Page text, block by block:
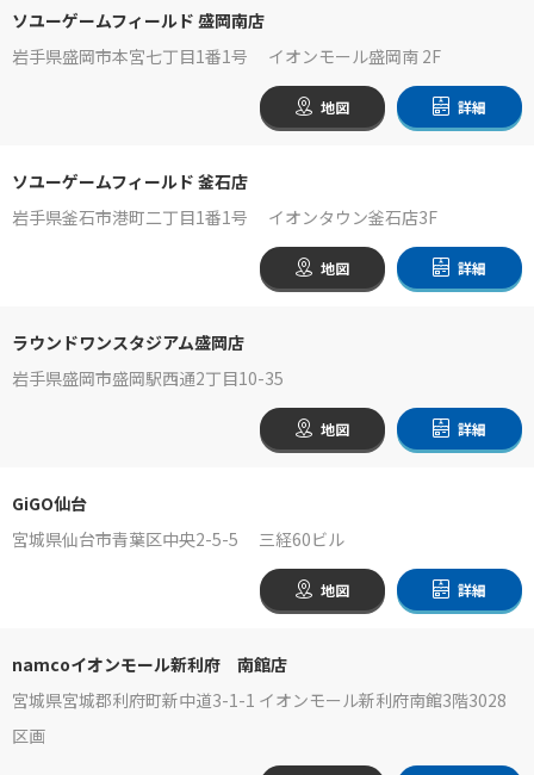
ソユーゲームフィールド 盛岡南店
岩手県盛岡市本宮七丁目1番1号 イオンモール盛岡南 2F
地図 詳細
ソユーゲームフィールド 釜石店
岩手県釜石市港町二丁目1番1号 イオンタウン釜石店3F
地図 詳細
ラウンドワンスタジアム盛岡店
岩手県盛岡市盛岡駅西通2丁目10-35
地図 詳細
GiGO仙台
宮城県仙台市青葉区中央2-5-5 三経60ビル
地図 詳細
namcoイオンモール新利府 南館店
宮城県宮城郡利府町新中道3-1-1 イオンモール新利府南館3階3028
区画